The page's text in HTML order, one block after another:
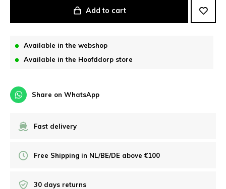
Add to cart
Available in the webshop
Available in the Hoofddorp store
Share on WhatsApp
Fast delivery
Free Shipping in NL/BE/DE above €100
30 days returns